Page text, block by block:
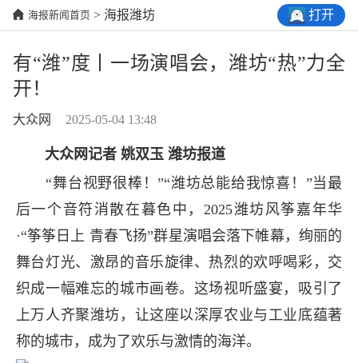
海报新闻首页 > 海报潍坊 打开
有“潍”度丨一场演唱会，潍坊“热”力全
开！
大众网 2025-05-04 13:48
大众网记者 姚双玉 潍坊报道
“舞台视野很棒！”“潍坊总能给我惊喜！”当最
后一个音符消散在暮色中，2025潍坊风筝嘉年华
·“筝筝日上 青春飞扬”群星演唱会落下帷幕，绚丽的
舞台灯光、激昂的音乐旋律、热烈的欢呼喝彩，交
织成一幅难忘的城市画卷。这场视听盛宴，吸引了
上万人齐聚潍坊，让这座以深厚农业与工业底蕴著
称的城市，成为了欢乐与激情的海洋。